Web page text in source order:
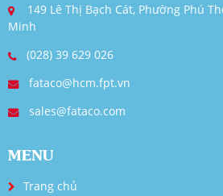
149 Lê Thị Bạch Cát, Phường Phú
Minh
(028) 39 629 026
fataco@hcm.fpt.vn
sales@fataco.com
MENU
Trang chủ